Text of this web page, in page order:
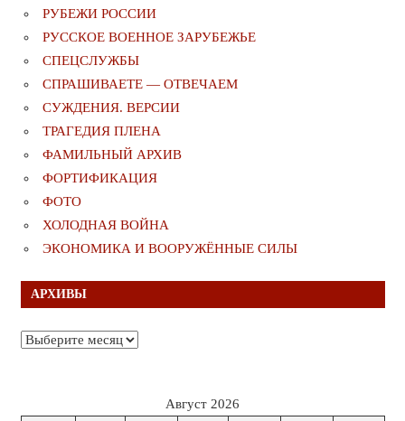
РУБЕЖИ РОССИИ
РУССКОЕ ВОЕННОЕ ЗАРУБЕЖЬЕ
СПЕЦСЛУЖБЫ
СПРАШИВАЕТЕ — ОТВЕЧАЕМ
СУЖДЕНИЯ. ВЕРСИИ
ТРАГЕДИЯ ПЛЕНА
ФАМИЛЬНЫЙ АРХИВ
ФОРТИФИКАЦИЯ
ФОТО
ХОЛОДНАЯ ВОЙНА
ЭКОНОМИКА И ВООРУЖЁННЫЕ СИЛЫ
АРХИВЫ
Архивы
Август 2026